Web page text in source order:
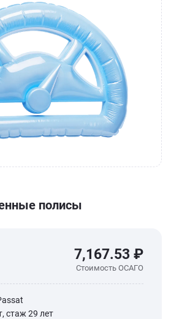
полисы
7,167.53 ₽
Стоимость ОСАГО
стаж 29 лет